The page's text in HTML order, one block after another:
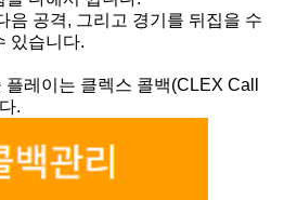
음 공격, 그리고 경기를 뒤집을 수
있습니다.
레이는 클렉스 콜백(CLEX Call
.